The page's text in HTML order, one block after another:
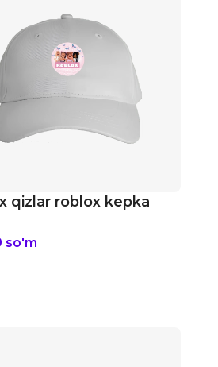
qizlar roblox kepka
so'm